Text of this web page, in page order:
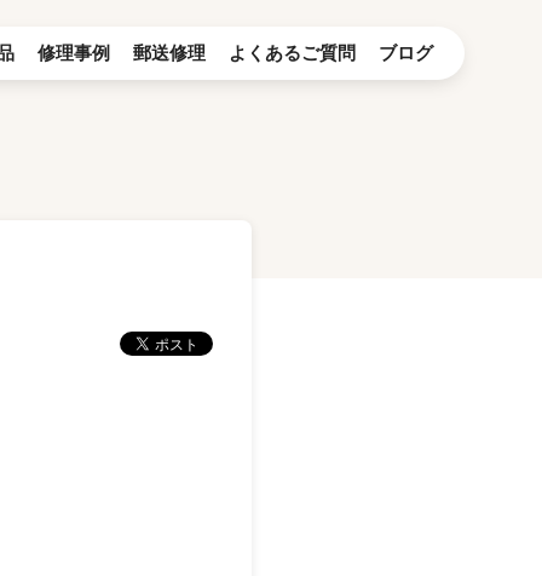
修理事例 郵送修理 よくあるご質問 ブログ